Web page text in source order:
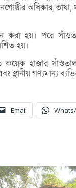
অধিকার, ভাষা,
করা হয়। পরে
হয়।
হাজার
স্থানীয় গণ্যমান্য
Email